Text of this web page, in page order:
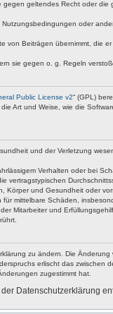
geltendes Recht oder
oder
von Beiträgen übernimmt,
sie gegen o. g. Regeln
Public License v2“ (GPL)
Art und Weise, wie die
und der Verletzung
Verhalten oder bei
vertragstypischen
und Gesundheit oder
mittelbare Schäden,
Mitarbeiter und
zu ändern. Die Änderung
erlischt das zwischen
zugestimmt hat.
Datenschutzerklärung